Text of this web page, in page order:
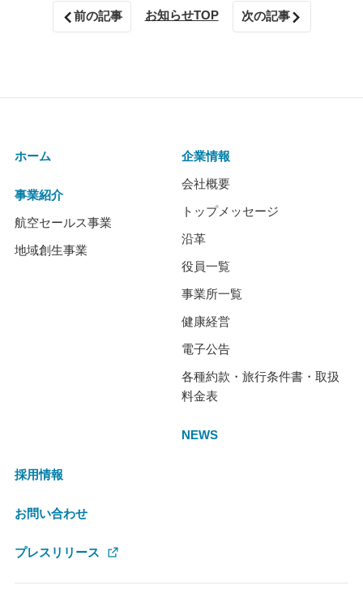
前の記事 お知らせTOP 次の記事
ホーム
事業紹介
航空セールス事業
地域創生事業
企業情報
会社概要
トップメッセージ
沿革
役員一覧
事業所一覧
健康経営
電子公告
各種約款・旅行条件書・取扱
料金表
NEWS
採用情報
お問い合わせ
プレスリリース